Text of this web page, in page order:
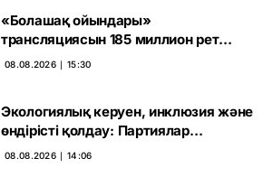
«Болашақ ойындары»
трансляциясын 185 миллион рет
көрген
08.08.2026 ∣ 15:30
Экологиялық керуен, инклюзия және
өндірісті қолдау: Партиялар
өңірлерде қандай мәселе көтерді
08.08.2026 ∣ 14:06